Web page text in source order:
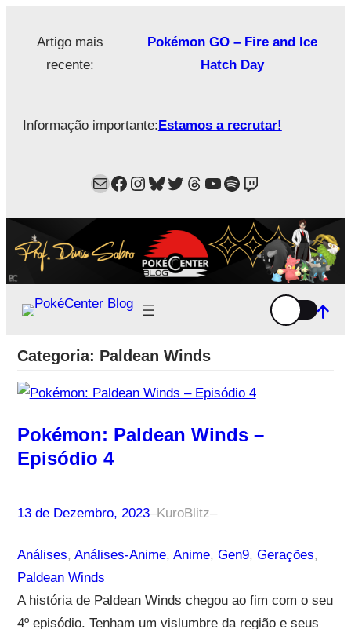
Artigo mais
recente:
Pokémon GO – Fire and Ice
Hatch Day
Informação importante:Estamos a recrutar!
MailFacebook
Instagram
Bluesky
Twitter
Estamos no Threads!
YouTube
Spotify
Twitch
Categoria: Paldean Winds
Pokémon: Paldean Winds –
Episódio 4
13 de Dezembro, 2023–KuroBlitz–
Análises, Análises-Anime, Anime, Gen9, Gerações
Paldean Winds
A história de Paldean Winds chegou ao fim com o seu
4º episódio. Tenham um vislumbre da região e seus